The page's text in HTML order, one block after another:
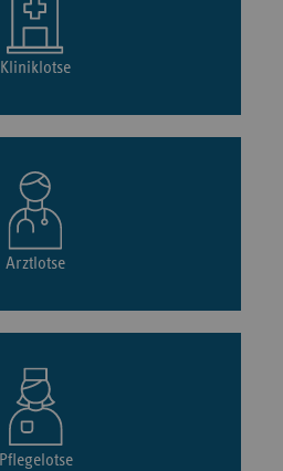
Kliniklotse
Arztlotse
Pflegelotse